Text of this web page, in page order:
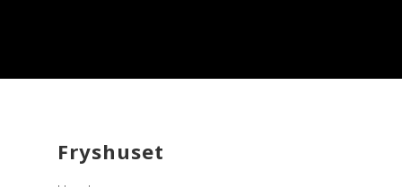
Fryshuset